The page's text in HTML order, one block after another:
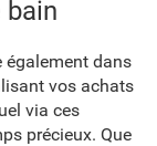
également dans
vos achats
via ces
précieux. Que